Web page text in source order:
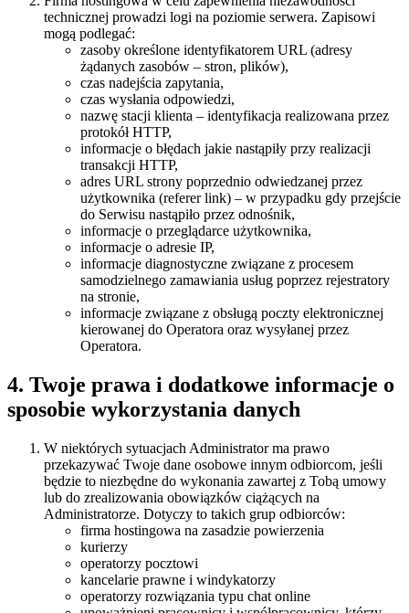
technicznej prowadzi logi na poziomie serwera. Zapisowi
mogą podlegać:
zasoby określone identyfikatorem URL (adresy
żądanych zasobów – stron, plików),
czas nadejścia zapytania,
czas wysłania odpowiedzi,
nazwę stacji klienta – identyfikacja realizowana przez
protokół HTTP,
informacje o błędach jakie nastąpiły przy realizacji
transakcji HTTP,
adres URL strony poprzednio odwiedzanej przez
użytkownika (referer link) – w przypadku gdy przejście
do Serwisu nastąpiło przez odnośnik,
informacje o przeglądarce użytkownika,
informacje o adresie IP,
informacje diagnostyczne związane z procesem
samodzielnego zamawiania usług poprzez rejestratory
na stronie,
informacje związane z obsługą poczty elektronicznej
kierowanej do Operatora oraz wysyłanej przez
Operatora.
4. Twoje prawa i dodatkowe informacje o
sposobie wykorzystania danych
W niektórych sytuacjach Administrator ma prawo
przekazywać Twoje dane osobowe innym odbiorcom, jeśli
będzie to niezbędne do wykonania zawartej z Tobą umowy
lub do zrealizowania obowiązków ciążących na
Administratorze. Dotyczy to takich grup odbiorców:
firma hostingowa na zasadzie powierzenia
kurierzy
operatorzy pocztowi
kancelarie prawne i windykatorzy
operatorzy rozwiązania typu chat online